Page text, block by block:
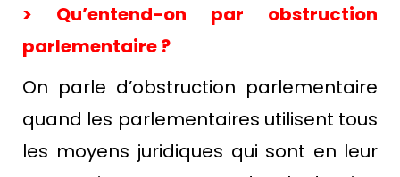
> Qu’entend-on par obstruction
parlementaire ?
On parle d’obstruction parlementaire
quand les parlementaires utilisent tous
les moyens juridiques qui sont en leur